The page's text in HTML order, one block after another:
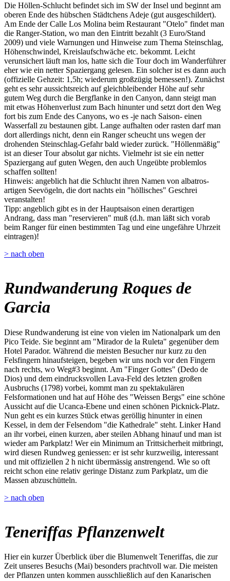
Die Höllen-Schlucht befindet sich im SW der Insel und beginnt am
oberen Ende des hübschen Städtchens Adeje (gut ausgeschildert).
Am Ende der Calle Los Molina beim Restaurant "Otelo" findet man
die Ranger-Station, wo man den Eintritt bezahlt (3 Euro/Stand
2009) und viele Warnungen und Hinweise zum Thema Steinschlag,
Höhenschwindel, Kreislaufschwäche etc. bekommt. Leicht
verunsichert läuft man los, hatte sich die Tour doch im Wanderführer
eher wie ein netter Spaziergang gelesen. Ein solcher ist es dann auch
(offizielle Gehzeit: 1,5h; wiederum großzügig bemessen!). Zunächst
geht es sehr aussichtsreich auf gleichbleibender Höhe auf sehr
gutem Weg durch die Bergflanke in den Canyon, dann steigt man
mit etwas Höhenverlust zum Bach hinunter und setzt dort den Weg
fort bis zum Ende des Canyons, wo es -je nach Saison- einen
Wasserfall zu bestaunen gibt. Lange aufhalten oder rasten darf man
dort allerdings nicht, denn ein Ranger scheucht uns wegen der
drohenden Steinschlag-Gefahr bald wieder zurück. "Höllenmäßig"
ist an dieser Tour absolut gar nichts. Vielmehr ist sie ein netter
Spaziergang auf guten Wegen, den auch Ungeübte problemlos
schaffen sollten!
Hinweis: angeblich hat die Schlucht ihren Namen von albatros-
artigen Seevögeln, die dort nachts ein "höllisches" Geschrei
veranstalten!
Tipp: angeblich gibt es in der Hauptsaison einen derartigen
Andrang, dass man "reservieren" muß (d.h. man läßt sich vorab
beim Ranger für einen bestimmten Tag und eine ungefähre Uhrzeit
eintragen)!
> nach oben
Rundwanderung Roques de
Garcia
Diese Rundwanderung ist eine von vielen im Nationalpark um den
Pico Teide. Sie beginnt am "Mirador de la Ruleta" gegenüber dem
Hotel Parador. Während die meisten Besucher nur kurz zu den
Felsfingern hinaufsteigen, begeben wir uns noch vor den Fingern
nach rechts, wo Weg#3 beginnt. Am "Finger Gottes" (Dedo de
Dios) und dem eindrucksvollen Lava-Feld des letzten großen
Ausbruchs (1798) vorbei, kommt man zu spektakulären
Felsformationen und hat auf Höhe des "Weissen Bergs" eine schöne
Aussicht auf die Ucanca-Ebene und einen schönen Picknick-Platz.
Nun geht es ein kurzes Stück etwas geröllig hinunter in einen
Kessel, in dem der Felsendom "die Kathedrale" steht. Linker Hand
an ihr vorbei, einen kurzen, aber steilen Abhang hinauf und man ist
wieder am Parkplatz! Wer ein Minimum an Trittsicherheit mitbringt,
wird diesen Rundweg geniessen: er ist sehr kurzweilig, interessant
und mit offiziellen 2 h nicht übermässig anstrengend. Wie so oft
reicht schon eine relativ geringe Distanz zum Parkplatz, um die
Massen abzuschütteln.
> nach oben
Teneriffas Pflanzenwelt
Hier ein kurzer Überblick über die Blumenwelt Teneriffas, die zur
Zeit unseres Besuchs (Mai) besonders prachtvoll war. Die meisten
der Pflanzen unten kommen ausschließlich auf den Kanarischen